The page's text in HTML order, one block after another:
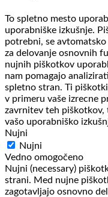
To spletno mesto
uporabniške izkušnje.
potrebni, se
za delovanje osnovnih
nujnih piškotkov
nam pomagajo
spletno stran. Ti
v primeru vaše izrecne
zavrnitev teh piškotkov,
vašo uporabniško
Nujni
Nujni
Vedno omogočeno
Nujni (necessary)
strani. Med nujne
zagotavljajo osnovno